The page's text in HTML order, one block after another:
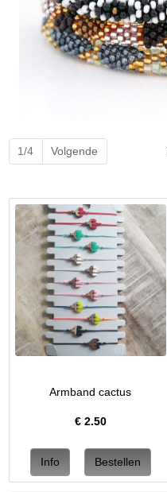
1/4 Volgende
Armband cactus
€ 2.50